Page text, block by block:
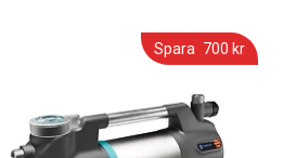
Frysbox
Spara 700 kr